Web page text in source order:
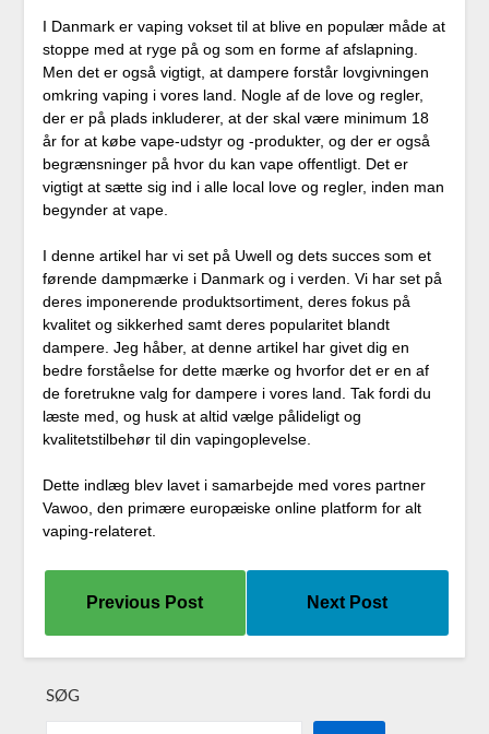
I Danmark er vaping vokset til at blive en populær måde at
stoppe med at ryge på og som en forme af afslapning.
Men det er også vigtigt, at dampere forstår lovgivningen
omkring vaping i vores land. Nogle af de love og regler,
der er på plads inkluderer, at der skal være minimum 18
år for at købe vape-udstyr og -produkter, og der er også
begrænsninger på hvor du kan vape offentligt. Det er
vigtigt at sætte sig ind i alle local love og regler, inden man
begynder at vape.
I denne artikel har vi set på Uwell og dets succes som et
førende dampmærke i Danmark og i verden. Vi har set på
deres imponerende produktsortiment, deres fokus på
kvalitet og sikkerhed samt deres popularitet blandt
dampere. Jeg håber, at denne artikel har givet dig en
bedre forståelse for dette mærke og hvorfor det er en af
de foretrukne valg for dampere i vores land. Tak fordi du
læste med, og husk at altid vælge pålideligt og
kvalitetstilbehør til din vapingoplevelse.
Dette indlæg blev lavet i samarbejde med vores partner
Vawoo, den primære europæiske online platform for alt
vaping-relateret.
Previous Post Next Post
SØG